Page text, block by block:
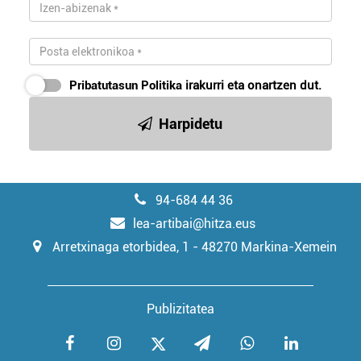
Pribatutasun Politika irakurri eta onartzen dut.
Harpidetu
94-684 44 36
lea-artibai@hitza.eus
Arretxinaga etorbidea, 1 - 48270 Markina-Xemein
Publizitatea